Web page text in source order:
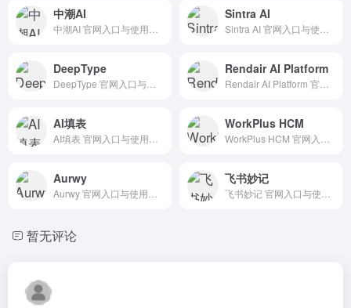
中潮AI Sintra AI
DeepType Rendair AI Platform
AI填表 WorkPlus HCM
Aurwy 飞书妙记
暂无评论